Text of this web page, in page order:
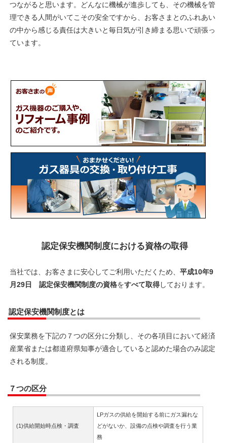
つながると思います。どんなに機械が進歩しても、その機械を管
理できる人間がいてこその安全ですから、お客さまとのふれあい
の中から感じる責任は大きいと毎日気が引き締まる思いで頑張っ
ています。
認定保安機関制度における資格の取得
当社では、お客さまに安心してご利用いただくため、 平成10年9
月29日 認定保安機関制度の資格をすべて取得しております。
認定保安機関制度とは
保安業務を下記の７つの区分に分類し、その各項目において経済
産業省または都道府県知事が適合していると認めた場合のみ認定
される制度。
７つの区分
(1)供給開始時点検・調査
LPガスの供給を開始する前にガス漏れな
どがないか、設備の点検や調査を行う業
務